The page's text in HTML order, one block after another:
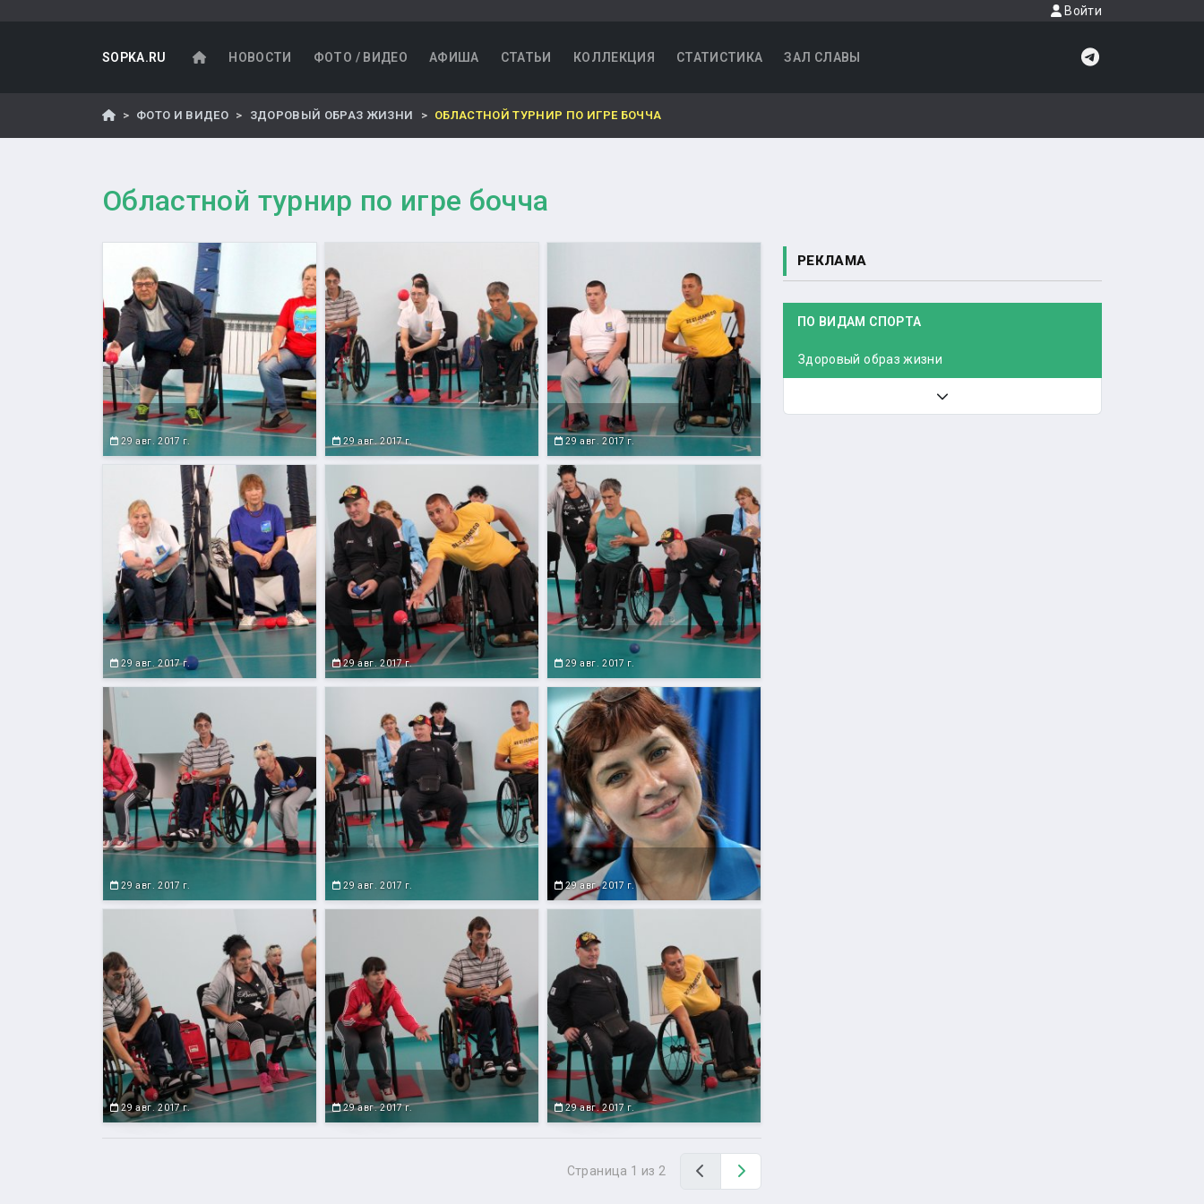
Войти
SOPKA.RU НОВОСТИ ФОТО / ВИДЕО АФИША СТАТЬИ КОЛЛЕКЦИЯ СТАТИСТИКА ЗАЛ СЛАВЫ
ФОТО И ВИДЕО ЗДОРОВЫЙ ОБРАЗ ЖИЗНИ ОБЛАСТНОЙ ТУРНИР ПО ИГРЕ БОЧЧА
Областной турнир по игре бочча
29 авг. 2017 г. 29 авг. 2017 г. 29 авг. 2017 г.
29 авг. 2017 г. 29 авг. 2017 г. 29 авг. 2017 г.
29 авг. 2017 г. 29 авг. 2017 г. 29 авг. 2017 г.
29 авг. 2017 г. 29 авг. 2017 г. 29 авг. 2017 г.
Страница 1 из 2 Назад
РЕКЛАМА
ПО ВИДАМ СПОРТА
Здоровый образ жизни